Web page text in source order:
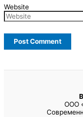
Website
ООО